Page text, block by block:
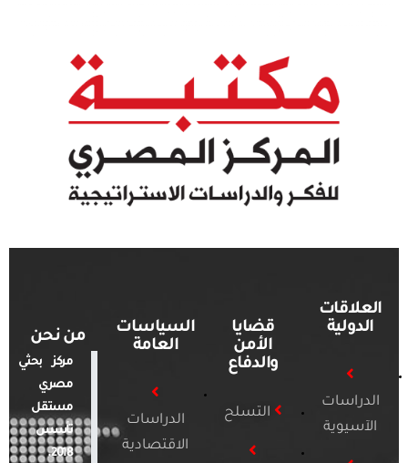
العلاقات
الدولية
الدراسات
الآسيوية
قضايا
الأمن
والدفاع
التسلح
السياسات
العامة
الدراسات
الاقتصادية
من نحن
مركز بحثي
مصري
مستقل
تأسس
2018.